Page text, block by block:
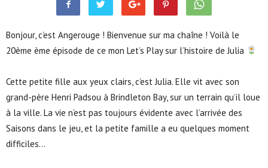
Bonjour, c’est Angerouge ! Bienvenue sur ma chaîne ! Voilà le
20ème ème épisode de ce mon Let’s Play sur l’histoire de Julia
Cette petite fille aux yeux clairs, c’est Julia. Elle vit avec son
grand-père Henri Padsou à Brindleton Bay, sur un terrain qu’il loue
à la ville. La vie n’est pas toujours évidente avec l’arrivée des
Saisons dans le jeu, et la petite famille a eu quelques moment
difficiles…